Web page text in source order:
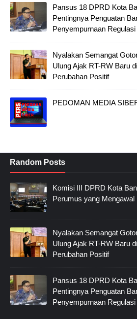
Pansus 18 DPRD Kota
Pentingnya Penguatan
Penyempurnaan Regulasi
Nyalakan Semangat
Ulung Ajak RT-RW Baru
Perubahan Positif
PEDOMAN MEDIA
Random Posts
Komisi III DPRD Kota
Perumus yang Mengawal
Nyalakan Semangat
Ulung Ajak RT-RW Baru
Perubahan Positif
Pansus 18 DPRD Kota
Pentingnya Penguatan
Penyempurnaan Regulasi